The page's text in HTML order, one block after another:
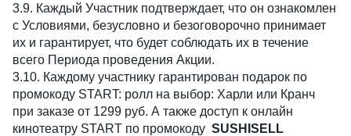
3.9. Каждый Участник подтверждает, что он ознакомлен
с Условиями, безусловно и безоговорочно принимает
их и гарантирует, что будет соблюдать их в течение
всего Периода проведения Акции.
3.10. Каждому участнику гарантирован подарок по
промокоду START: ролл на выбор: Харли или Кранч
при заказе от 1299 руб. А также доступ к онлайн
кинотеатру START по промокоду SUSHISELL